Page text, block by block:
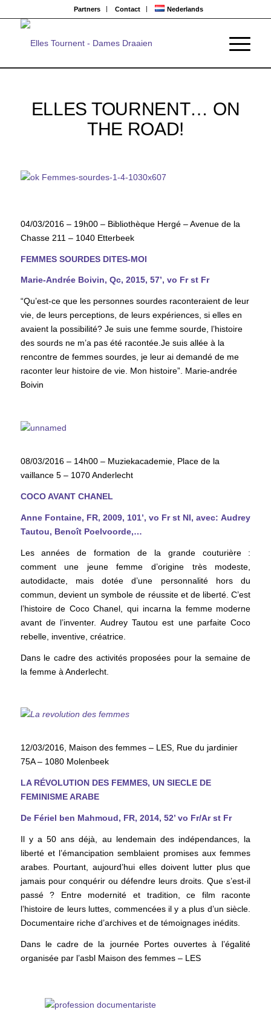
Partners Contact Nederlands
ELLES TOURNENT… ON
THE ROAD!
04/03/2016 – 19h00 – Bibliothèque Hergé – Avenue de la
Chasse 211 – 1040 Etterbeek
FEMMES SOURDES DITES-MOI
Marie-Andrée Boivin, Qc, 2015, 57’, vo Fr st Fr
“Qu’est-ce que les personnes sourdes raconteraient de leur
vie, de leurs perceptions, de leurs expériences, si elles en
avaient la possibilité? Je suis une femme sourde, l’histoire
des sourds ne m’a pas été racontée.Je suis allée à la
rencontre de femmes sourdes, je leur ai demandé de me
raconter leur histoire de vie. Mon histoire”. Marie-andrée
Boivin
08/03/2016 – 14h00 – Muziekacademie, Place de la
vaillance 5 – 1070 Anderlecht
COCO AVANT CHANEL
Anne Fontaine, FR, 2009, 101’, vo Fr st Nl, avec: Audrey
Tautou, Benoît Poelvoorde,…
Les années de formation de la grande couturière :
comment une jeune femme d’origine très modeste,
autodidacte, mais dotée d’une personnalité hors du
commun, devient un symbole de réussite et de liberté. C’est
l’histoire de Coco Chanel, qui incarna la femme moderne
avant de l’inventer. Audrey Tautou est une parfaite Coco
rebelle, inventive, créatrice.
Dans le cadre des activités proposées pour la semaine de
la femme à Anderlecht.
12/03/2016, Maison des femmes – LES, Rue du jardinier
75A – 1080 Molenbeek
LA RÉVOLUTION DES FEMMES, UN SIECLE DE
FEMINISME ARABE
De Fériel ben Mahmoud, FR, 2014, 52’ vo Fr/Ar st Fr
Il y a 50 ans déjà, au lendemain des indépendances, la
liberté et l’émancipation semblaient promises aux femmes
arabes. Pourtant, aujourd’hui elles doivent lutter plus que
jamais pour conquérir ou défendre leurs droits. Que s’est-il
passé ? Entre modernité et tradition, ce film raconte
l’histoire de leurs luttes, commencées il y a plus d’un siècle.
Documentaire riche d’archives et de témoignages inédits.
Dans le cadre de la journée Portes ouvertes à l’égalité
organisée par l’asbl Maison des femmes – LES